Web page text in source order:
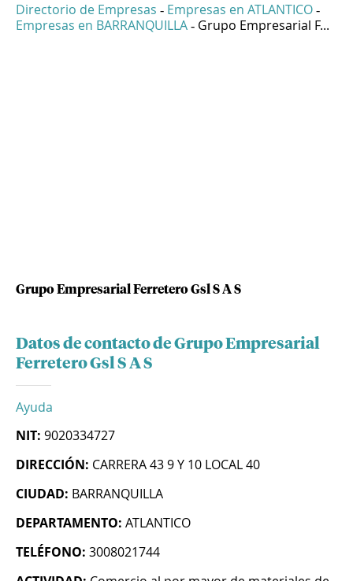
Directorio de Empresas - Empresas en ATLANTICO -
Empresas en BARRANQUILLA - Grupo Empresarial F...
Grupo Empresarial Ferretero Gsl S A S
Datos de contacto de Grupo Empresarial
Ferretero Gsl S A S
Ayuda
NIT: 9020334727
DIRECCIÓN: CARRERA 43 9 Y 10 LOCAL 40
CIUDAD: BARRANQUILLA
DEPARTAMENTO: ATLANTICO
TELÉFONO: 3008021744